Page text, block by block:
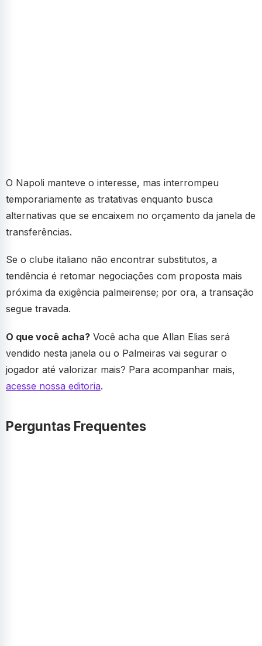
O Napoli manteve o interesse, mas interrompeu
temporariamente as tratativas enquanto busca
alternativas que se encaixem no orçamento da janela de
transferências.
Se o clube italiano não encontrar substitutos, a
tendência é retomar negociações com proposta mais
próxima da exigência palmeirense; por ora, a transação
segue travada.
O que você acha? Você acha que Allan Elias será
vendido nesta janela ou o Palmeiras vai segurar o
jogador até valorizar mais? Para acompanhar mais,
acesse nossa editoria.
Perguntas Frequentes